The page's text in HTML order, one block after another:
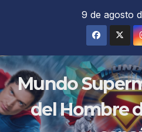
9 de agosto
Mundo
del Hombre